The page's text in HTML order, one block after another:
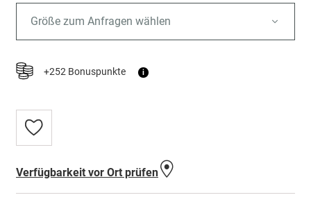
Größe zum Anfragen wählen
+252 Bonuspunkte i
Zur
Wunschliste
Verfügbarkeit vor Ort prüfen